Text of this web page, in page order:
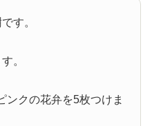
す。
。
ンクの花弁を5枚つけま